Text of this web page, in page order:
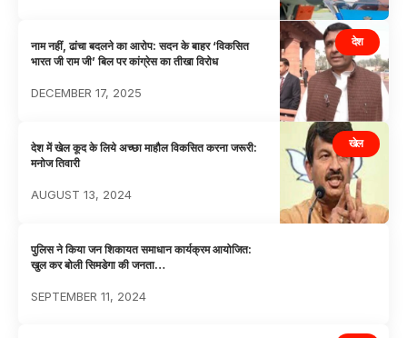
देश
नाम नहीं, ढांचा बदलने का आरोप: सदन के बाहर ‘विकसित
भारत जी राम जी’ बिल पर कांग्रेस का तीखा विरोध
DECEMBER 17, 2025
खेल
देश में खेल कूद के लिये अच्छा माहौल विकसित करना जरूरी:
मनोज तिवारी
AUGUST 13, 2024
पुलिस ने किया जन शिकायत समाधान कार्यक्रम आयोजित:
खुल कर बोली सिमडेगा की जनता…
SEPTEMBER 11, 2024